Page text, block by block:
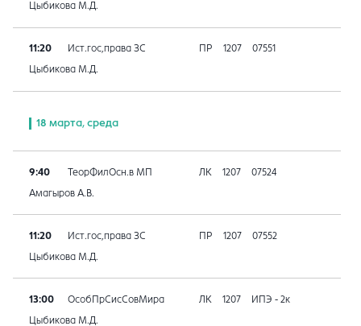
Цыбикова М.Д.
11:20 Ист.гос,права ЗС ПР 1207 07551
Цыбикова М.Д.
18 марта, среда
9:40 ТеорФилОсн.в МП ЛК 1207 07524
Амагыров А.В.
11:20 Ист.гос,права ЗС ПР 1207 07552
Цыбикова М.Д.
13:00 ОсобПрСисСовМира ЛК 1207 ИПЭ - 2к
Цыбикова М.Д.